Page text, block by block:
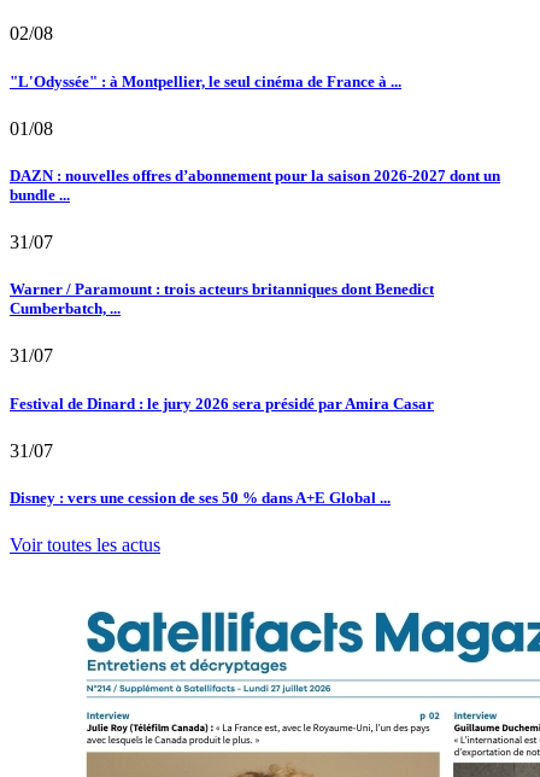
02/08
"L'Odyssée" : à Montpellier, le seul cinéma de France à ...
01/08
DAZN : nouvelles offres d’abonnement pour la saison 2026-2027 dont un
bundle ...
31/07
Warner / Paramount : trois acteurs britanniques dont Benedict
Cumberbatch, ...
31/07
Festival de Dinard : le jury 2026 sera présidé par Amira Casar
31/07
Disney : vers une cession de ses 50 % dans A+E Global ...
Voir toutes les actus